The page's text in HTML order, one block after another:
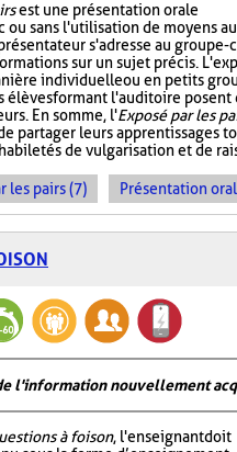
est une présentation orale
ou sans l'utilisation de moyens
s'adresse au groupe-
sur un sujet précis.
individuelle ou en petits
élèves formant l'auditoire posent
En somme, l'Exposé par les
partager leurs apprentissages
de vulgarisation et de
les pairs (7) Présentation
l'information nouvellement
à foison, l'enseignant doit